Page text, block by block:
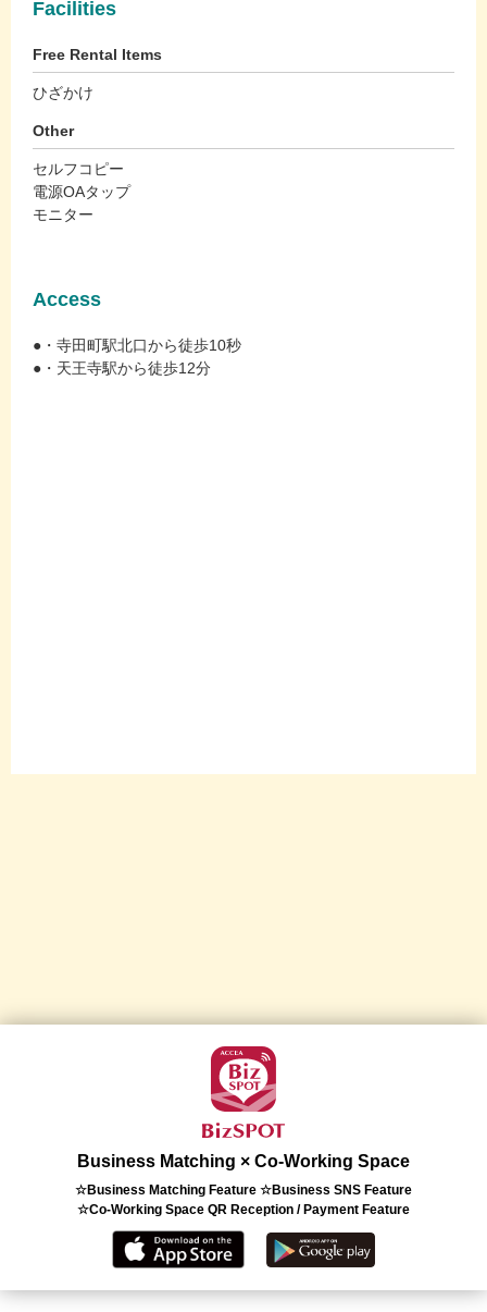
Facilities
Free Rental Items
ひざかけ
Other
セルフコピー
電源OAタップ
モニター
Access
●・寺田町駅北口から徒歩10秒
●・天王寺駅から徒歩12分
Business Matching × Co-Working Space
☆Business Matching Feature ☆Business SNS Feature
☆Co-Working Space QR Reception / Payment Feature